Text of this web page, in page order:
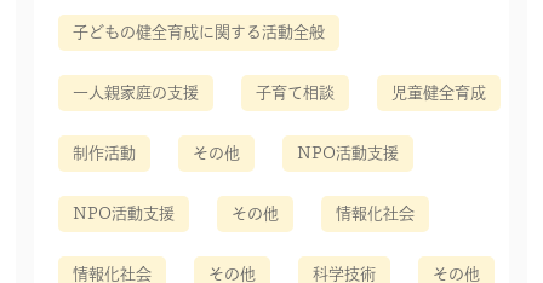
子どもの健全育成に関する活動全般
一人親家庭の支援 子育て相談 児童健全育成
制作活動 その他 NPO活動支援
NPO活動支援 その他 情報化社会
情報化社会 その他 科学技術 その他